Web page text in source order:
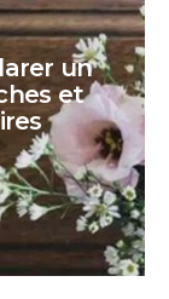
un
et